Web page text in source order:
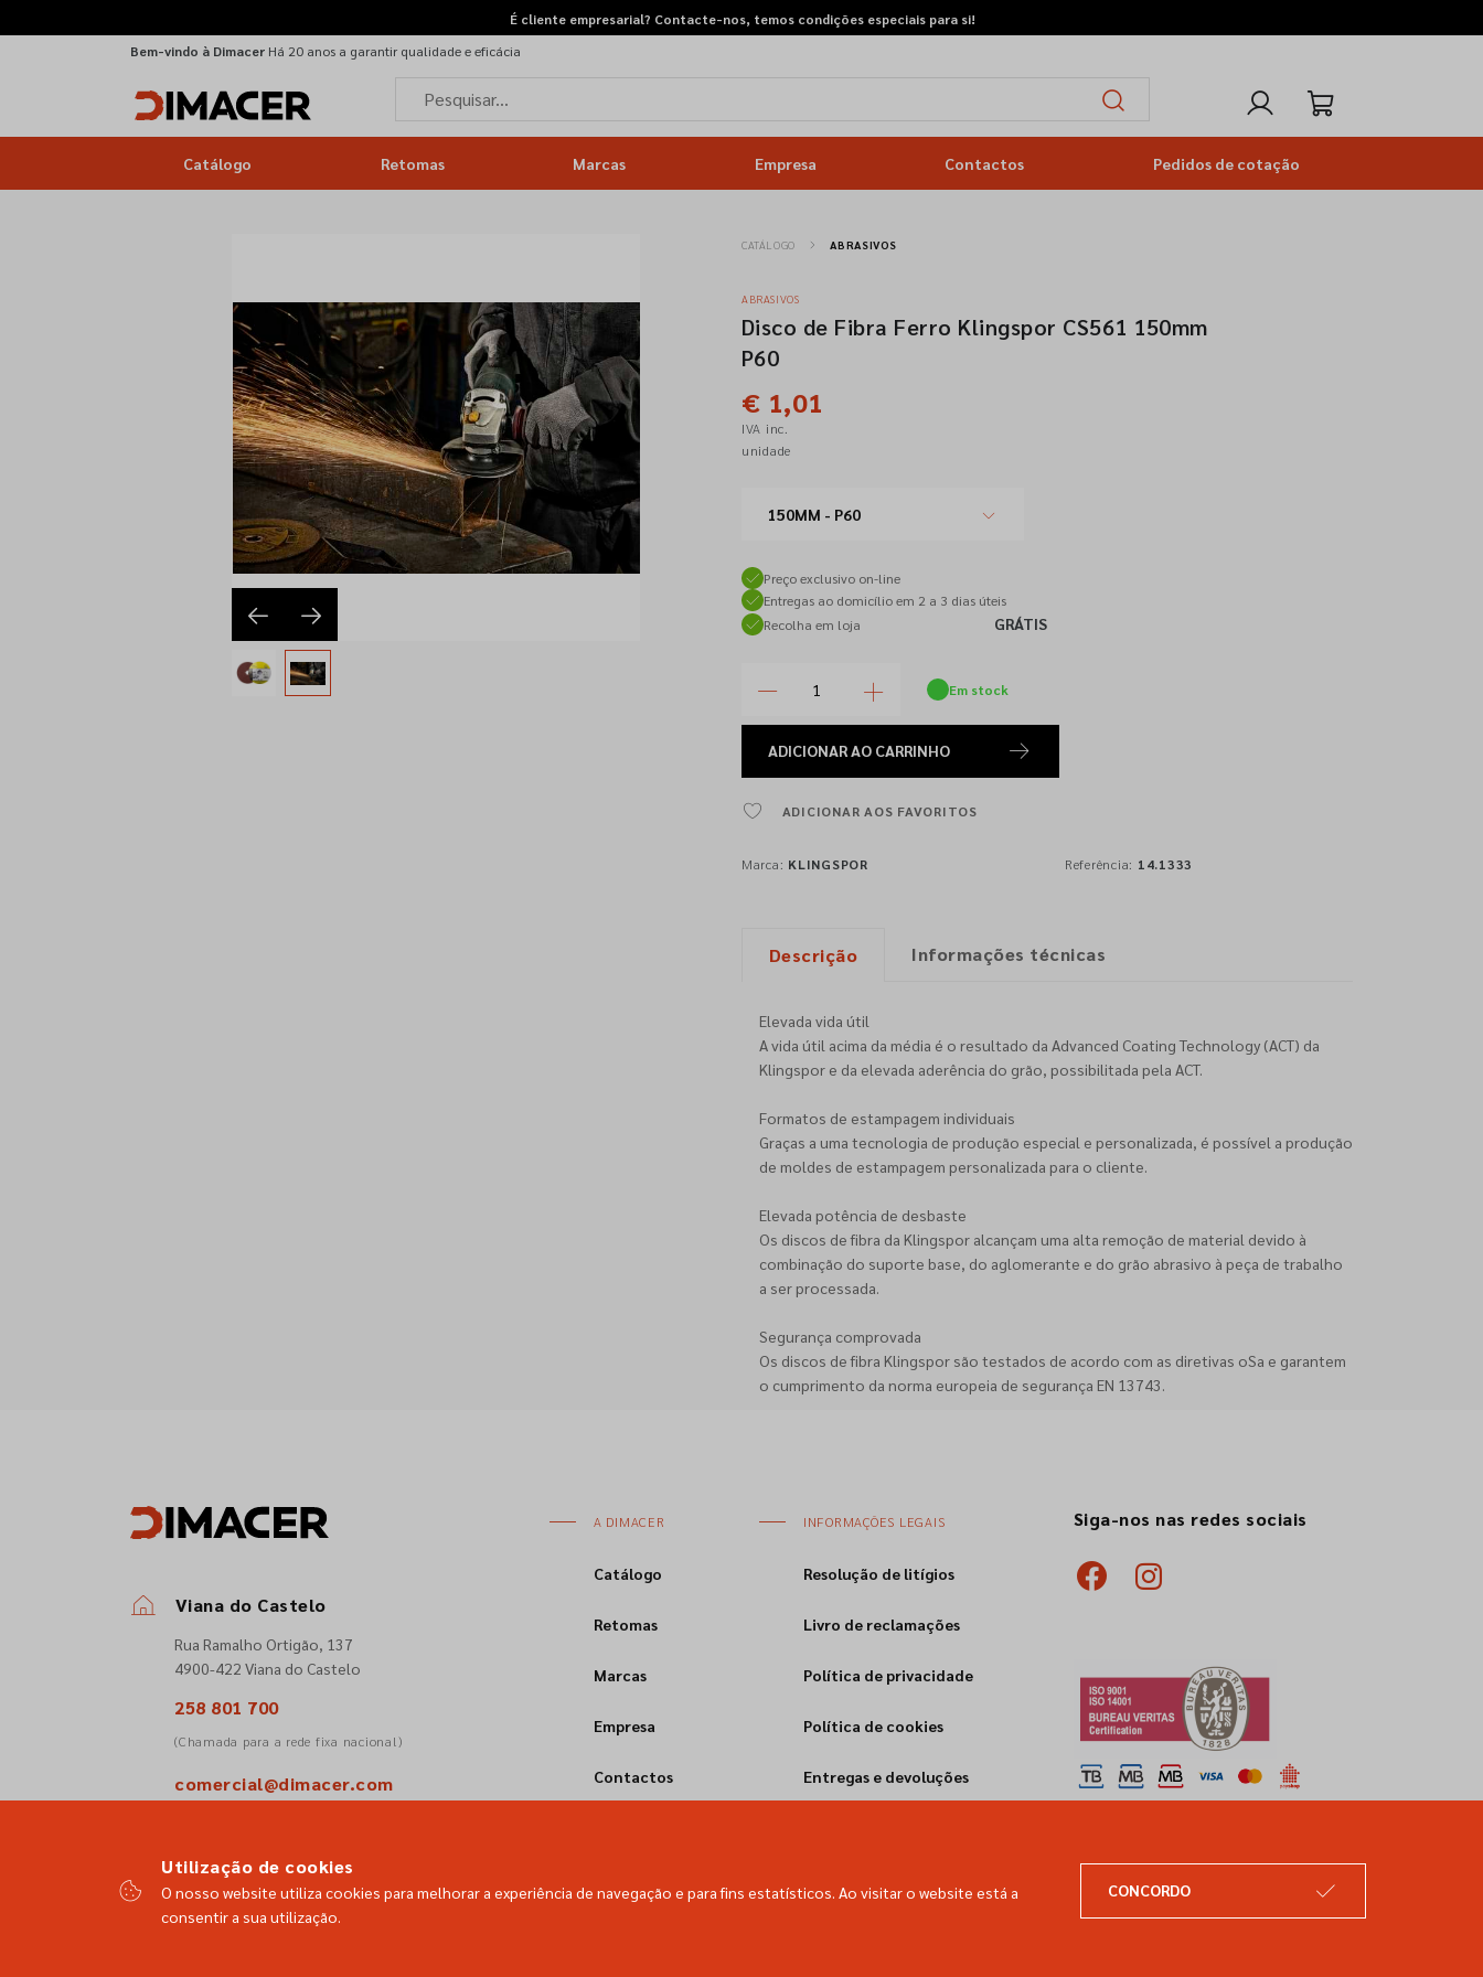
É cliente empresarial? Contacte-nos, temos condições especiais para si!
Bem-vindo à Dimacer Há 20 anos a garantir qualidade e eficácia
Catálogo Retomas Marcas Empresa Contactos Pedidos de cotação
CATÁLOGO ABRASIVOS
ABRASIVOS
Disco de Fibra Ferro Klingspor CS561 150mm
P60
€ 1,01
IVA inc.
unidade
150MM - P60
Preço exclusivo on-line
Entregas ao domicílio em 2 a 3 dias úteis
Recolha em loja
GRÁTIS
Em stock
ADICIONARAO CARRINHO
ADICIONAR AOS FAVORITOS
Marca: KLINGSPOR Referência: 14.1333
Descrição Informações técnicas
Elevada vida útil
A vida útil acima da média é o resultado da Advanced Coating Technology (ACT) da
Klingspor e da elevada aderência do grão, possibilitada pela ACT.
Formatos de estampagem individuais
Graças a uma tecnologia de produção especial e personalizada, é possível a produção
de moldes de estampagem personalizada para o cliente.
Elevada potência de desbaste
Os discos de fibra da Klingspor alcançam uma alta remoção de material devido à
combinação do suporte base, do aglomerante e do grão abrasivo à peça de trabalho
a ser processada.
Segurança comprovada
Os discos de fibra Klingspor são testados de acordo com as diretivas oSa e garantem
o cumprimento da norma europeia de segurança EN 13743.
Viana do Castelo
Rua Ramalho Ortigão, 137
4900-422 Viana do Castelo
258 801 700
(Chamada para a rede fixa nacional)
comercial@dimacer.com
A DIMACER
Catálogo
Retomas
Marcas
Empresa
Contactos
INFORMAÇÕES LEGAIS
Resolução de litígios
Livro de reclamações
Política de privacidade
Política de cookies
Entregas e devoluções
Siga-nos nas redes sociais
Utilização de cookies
O nosso website utiliza cookies para melhorar a experiência de navegação e para fins estatísticos. Ao visitar o website está a
consentir a sua utilização.
CONCORDO